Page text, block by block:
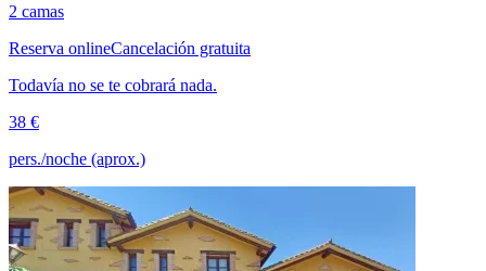
2 camas
Reserva onlineCancelación gratuita
Todavía no se te cobrará nada.
38 €
pers./noche (aprox.)